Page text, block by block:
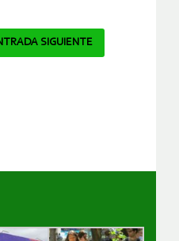
SIGUIENTE